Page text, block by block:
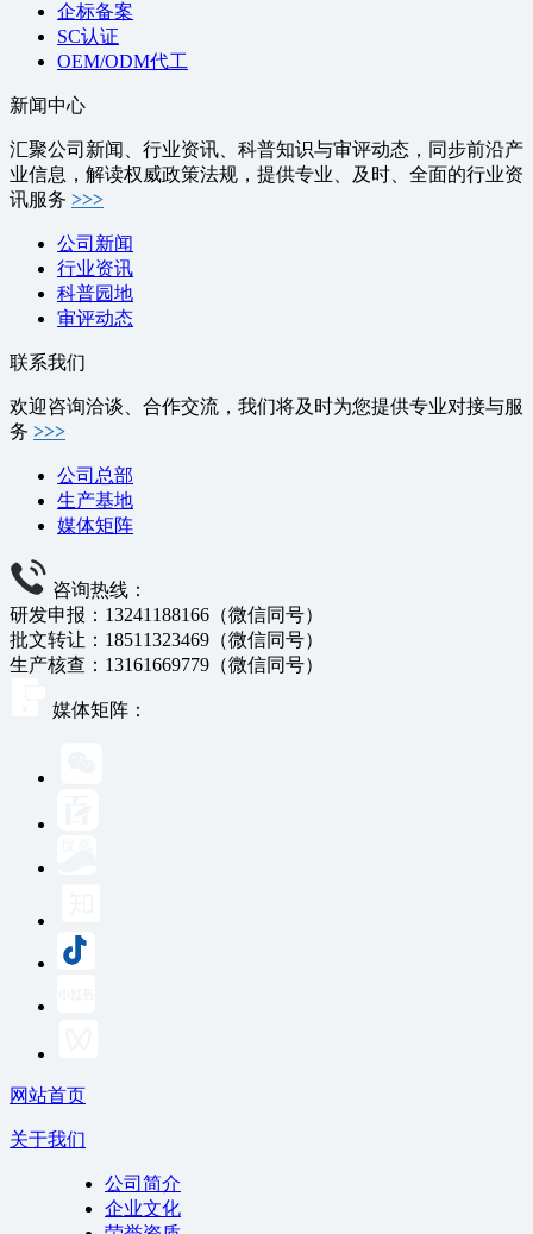
企标备案
SC认证
OEM/ODM代工
新闻中心
汇聚公司新闻、行业资讯、科普知识与审评动态，同步前沿产
业信息，解读权威政策法规，提供专业、及时、全面的行业资
讯服务 >>>
公司新闻
行业资讯
科普园地
审评动态
联系我们
欢迎咨询洽谈、合作交流，我们将及时为您提供专业对接与服
务 >>>
公司总部
生产基地
媒体矩阵
咨询热线：
研发申报：13241188166（微信同号）
批文转让：18511323469（微信同号）
生产核查：13161669779（微信同号）
媒体矩阵：
网站首页
关于我们
公司简介
企业文化